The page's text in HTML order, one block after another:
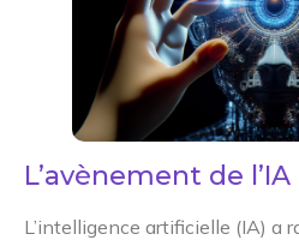
L’avènement de
L’intelligence artificielle (IA) a